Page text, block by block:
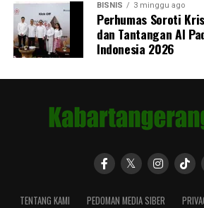
BISNIS 3 minggu ago
Perhumas Soroti
dan Tantangan AI
Indonesia 2026
TENTANG KAMI PEDOMAN MEDIA SIBER